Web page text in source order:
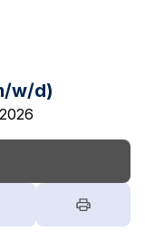
w/d)